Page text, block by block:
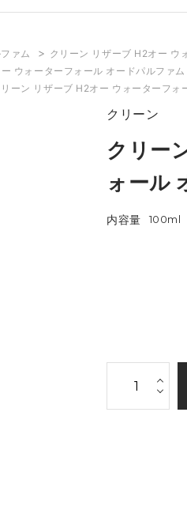
ァム > クリーン リザーブ H2オー ウ
ウォーターフォール オードパルファム
リーン リザーブ H2オー ウォーターフォ
クリーン
クリー
ォール
内容量 100ml